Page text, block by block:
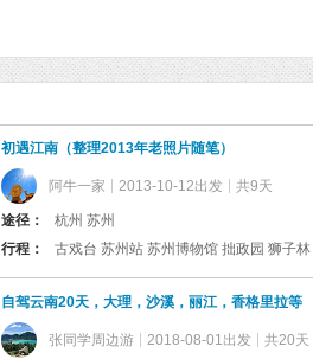
初遇江南（整理2013年老照片随笔）
阿牛一家 2013-10-12出发 共9天
途径：
杭州 苏州
行程：
自驾云南20天，大理，沙溪，丽江，香格里拉等
张同学周边游 2018-08-01出发 共20天